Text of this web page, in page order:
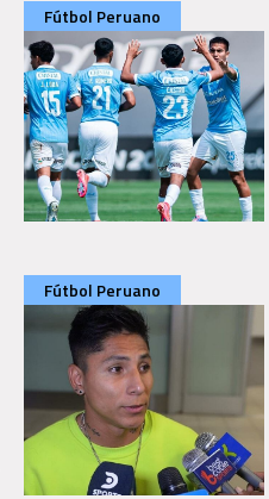
Fútbol Peruano
Fútbol Peruano